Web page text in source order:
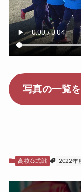
写真の一覧
高校公式戦 2022年